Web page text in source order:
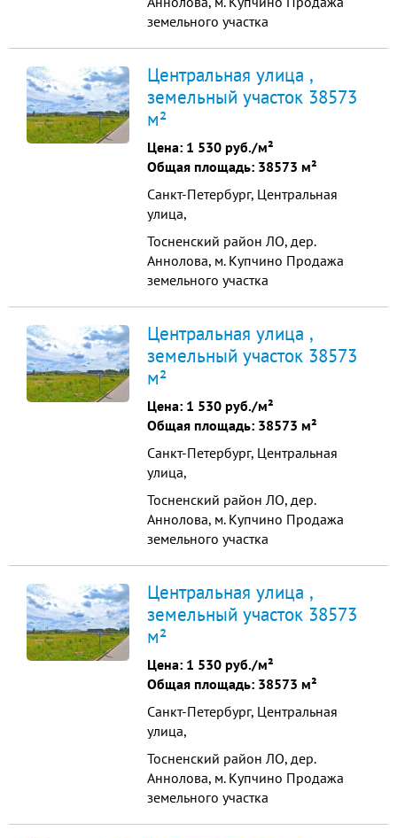
земельного участка
участка промышленного
назначения, общая площадь -
38573 м2. Все коммуникации по
границе участка: газ, вода, тепло,
канализация. Собственность Физ.
Лица Электричество 150 ...
Центральная улица ,
земельный участок 38573
м²
Цена: 1 530 руб./м²
Общая площадь: 38573 м²
Санкт-Петербург, Центральная
улица,
Тосненский район ЛО, дер.
Аннолова, м. Купчино Продажа
земельного участка
участка промышленного
назначения, общая площадь -
38573 м2. Все коммуникации по
границе участка: газ, вода, тепло,
канализация. Электричество 150
квт прямой договор Цена...
Центральная улица ,
земельный участок 38573
м²
Цена: 1 530 руб./м²
Общая площадь: 38573 м²
Санкт-Петербург, Центральная
улица,
Тосненский район ЛО, дер.
Аннолова, м. Купчино Продажа
земельного участка
участка промышленного
назначения, общая площадь -
38573 м2. Все коммуникации по
границе участка: газ, вода, тепло,
канализация. Электричество 150
квт прямой договор Цена...
Центральная улица ,
земельный участок 38573
м²
Цена: 1 530 руб./м²
Общая площадь: 38573 м²
Санкт-Петербург, Центральная
улица,
Тосненский район ЛО, дер.
Аннолова, м. Купчино Продажа
земельного участка